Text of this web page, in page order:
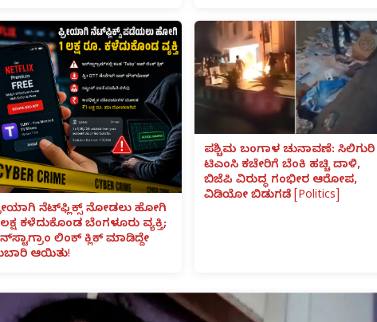
ನೆಟ್‌ಫ್ಲಿಕ್ಸ್ ನೋಡಲು ಹೋಗಿ
ಲಕ್ಷ ಕಳೆದುಕೊಂಡ ಬೆಂಗಳೂರು ವ್ಯಕ್ತಿ;
ಲಿಂಕ್ ಕ್ಲಿಕ್ ಮಾಡಿದ್ದೇ
ಆಯಿತು!
ಪಶ್ಚಿಮ ಬಂಗಾಳ ಚುನಾವಣೆ: ಸಿಲಿಗುರಿ
ಟಿಎಂಸಿ ಕಚೇರಿಗೆ ಬೆಂಕಿ ಹಚ್ಚಿ ದಾಳಿ,
ಬಿಜೆಪಿ ವಿರುದ್ಧ ಗಂಭೀರ ಆರೋಪ,
ವಿಡಿಯೋ ಬಿಡುಗಡೆ [Politics]